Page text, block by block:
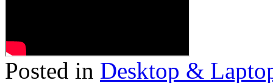
Posted in Desktop &